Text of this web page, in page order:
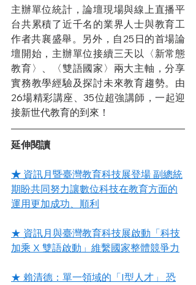
主辦單位統計，論壇現場與線上直播平
台共累積了近千名的業界人士與教育工
作者共襄盛舉。另外，自25日的首場論
壇開始，主辦單位接續三天以〈新常態
教育〉、〈雙語國家〉兩大主軸，分享
實務教學經驗及探討未來教育趨勢。由
26場精彩講座、35位超強講師，一起迎
接新世代教育的到來！
延伸閱讀
★ 資訊月暨臺灣教育科技展登場 副總統
期盼共同努力讓數位科技在教育方面的
運用更加成功、順利
★ 資訊月與臺灣教育科技展啟動「科技
加乘 X 雙語啟動」維繫國家整體競爭力
★ 賴清德：單一領域的「I型人才」 恐